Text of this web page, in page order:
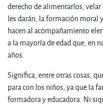
derecho de alimentarlos,
les darán, la formación moral
hacen al acompañamiento
a la mayoría de edad que, en
años.
Significa, entre otras cosas,
para con los niños, ya que la
formadora y educadora. Ni